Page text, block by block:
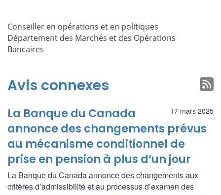
Conseiller en opérations et en politiques
Département des Marchés et des Opérations
Bancaires
Avis connexes
17 mars 2025
La Banque du Canada
annonce des changements prévus
au mécanisme conditionnel de
prise en pension à plus d’un jour
La Banque du Canada annonce des changements aux
critères d’admissibilité et au processus d’examen des